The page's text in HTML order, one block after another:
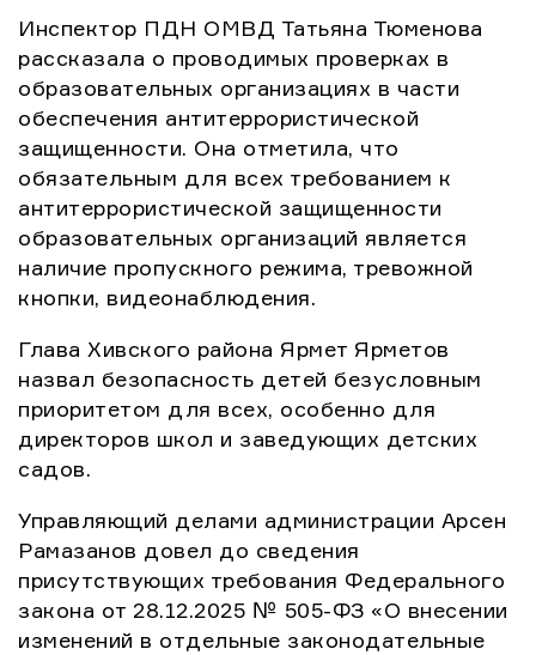
Инспектор ПДН ОМВД Татьяна Тюменова
рассказала о проводимых проверках в
образовательных организациях в части
обеспечения антитеррористической
защищенности. Она отметила, что
обязательным для всех требованием к
антитеррористической защищенности
образовательных организаций является
наличие пропускного режима, тревожной
кнопки, видеонаблюдения.
Глава Хивского района Ярмет Ярметов
назвал безопасность детей безусловным
приоритетом для всех, особенно для
директоров школ и заведующих детских
садов.
Управляющий делами администрации Арсен
Рамазанов довел до сведения
присутствующих требования Федерального
закона от 28.12.2025 № 505-ФЗ «О внесении
изменений в отдельные законодательные